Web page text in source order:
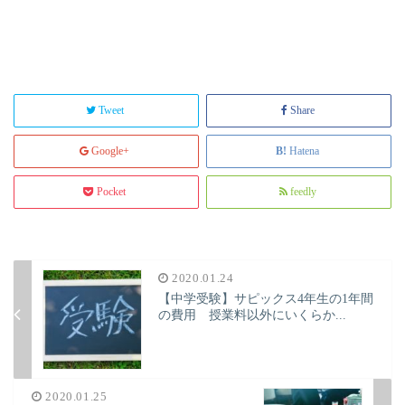
Tweet Share
Google+ Hatena
Pocket feedly
2020.01.24
【中学受験】サピックス4年生の1年間
の費用 授業料以外にいくらか...
2020.01.25